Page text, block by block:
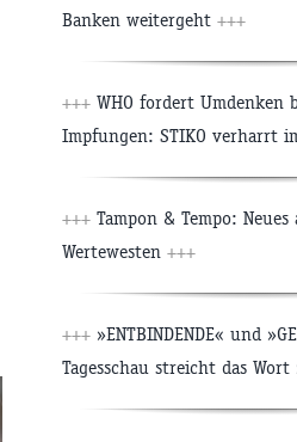
Banken weitergeht +++
+++ WHO fordert Umdenken
Impfungen: STIKO verharrt
+++ Tampon & Tempo:
Wertewesten +++
+++ »ENTBINDENDE« und
Tagesschau streicht das